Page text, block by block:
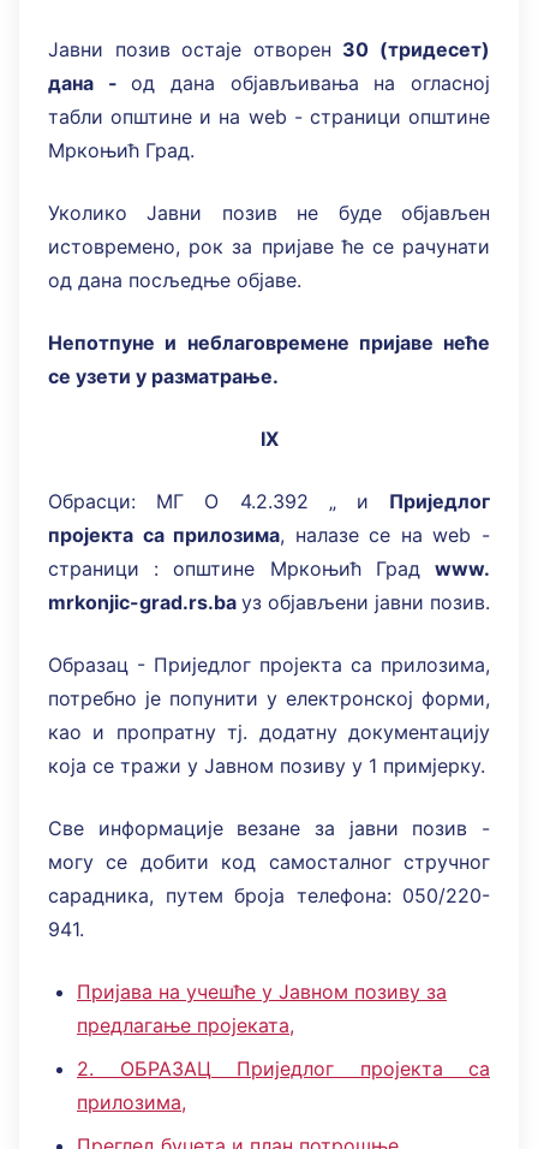
Јавни позив остаје отворен 30 (тридесет)
дана -од дана објављивања на огласној
табли општине и на web - страници општине
Мркоњић Град.
Уколико Јавни позив не буде објављен
истовремено, рок за пријаве ће се рачунати
од дана посљедње објаве.
Непотпуне и неблаговремене пријаве неће
се узети у разматрање.
IX
Обрасци: МГ О 4.2.392 „ и Приједлог
пројекта са прилозима, налазе се на web -
страници : општине Мркоњић Град www.
mrkonjic-grad.rs.ba уз објављени јавни позив.
Образац - Приједлог пројекта са прилозима,
потребно је попунити у електронској форми,
као и пропратну тј. додатну документацију
која се тражи у Јавном позиву у 1 примјерку.
Све информације везане за јавни позив -
могу се добити код самосталног стручног
сарадника, путем броја телефона: 050/220-
941.
Пријава на учешће у Јавном позиву за
предлагање пројеката,
2. ОБРАЗАЦ Приједлог пројекта са
прилозима,